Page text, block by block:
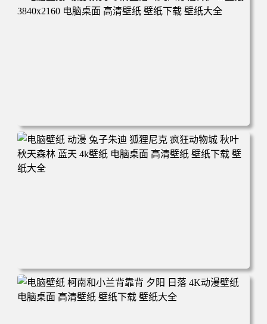
脑桌面 高清壁纸 壁纸下载 壁纸大全
电脑壁纸 动漫 紫灵 冰清玉洁《凡人修仙传》4k壁纸 3840x2
160 电脑桌面 高清壁纸 壁纸下载 壁纸大全
电脑壁纸 动漫 兔子朱迪 狐狸尼克 疯狂动物城 秋叶 秋天森
林 蓝天 4k壁纸 电脑桌面 高清壁纸 壁纸下载 壁纸大全